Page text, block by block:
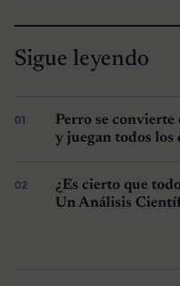
Sigue leyendo
Perro se convierte
y juegan todos los
¿Es cierto que
Un Análisis